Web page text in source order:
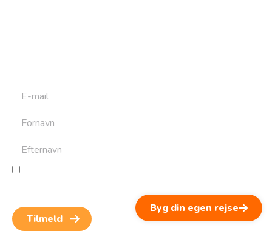
Byg din egen rejse
Samtykket kan altid trækkes tilbage.